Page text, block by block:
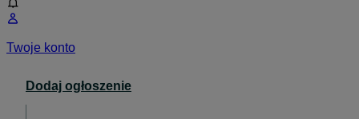
Twoje konto
Dodaj ogłoszenie